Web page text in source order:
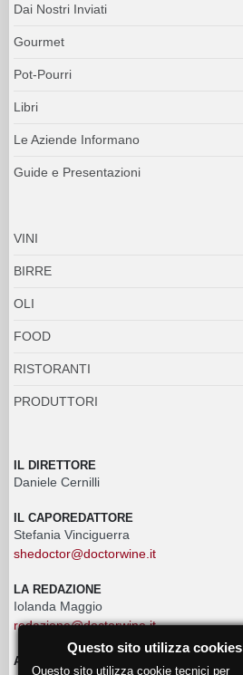
Dai Nostri Inviati
Gourmet
Pot-Pourri
Libri
Le Aziende Informano
Guide e Presentazioni
VINI
BIRRE
OLI
FOOD
RISTORANTI
PRODUTTORI
IL DIRETTORE
Daniele Cernilli
IL CAPOREDATTORE
Stefania Vinciguerra
shedoctor@doctorwine.it
LA REDAZIONE
Iolanda Maggio
redazione@doctorwine.it
ADVERTISING
Questo sito utilizza cookies
Questo sito utilizza cookie tecnici per